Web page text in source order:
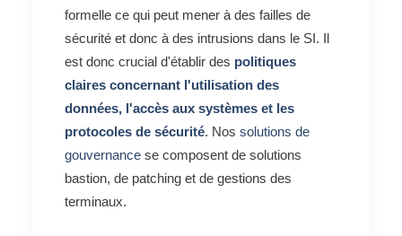
formelle ce qui peut mener à des failles de
sécurité et donc à des intrusions dans le SI. Il
est donc crucial d'établir des politiques
claires concernant l'utilisation des
données, l'accès aux systèmes et les
protocoles de sécurité. Nos solutions de
gouvernance se composent de solutions
bastion, de patching et de gestions des
terminaux.